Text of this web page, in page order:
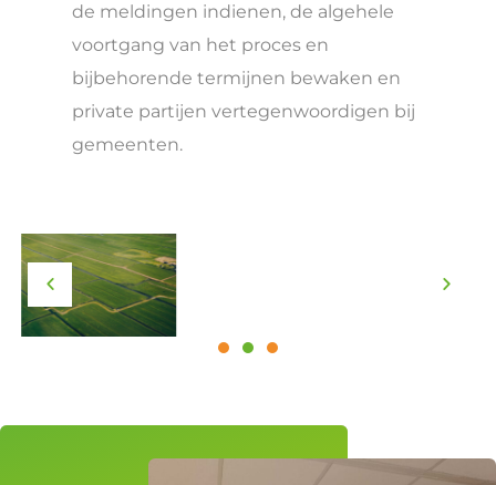
de meldingen indienen, de algehele
voortgang van het proces en
bijbehorende termijnen bewaken en
private partijen vertegenwoordigen bij
gemeenten.